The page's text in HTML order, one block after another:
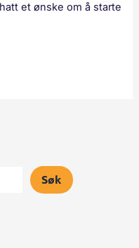
et ønske om å starte
Søk